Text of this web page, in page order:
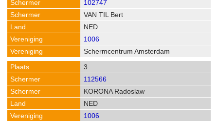
102747
VAN TIL Bert
NED
1006
Schermcentrum Amsterdam
3
112566
KORONA Radoslaw
NED
1006